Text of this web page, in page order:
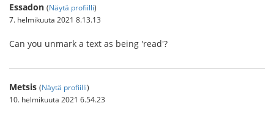
Essadon (Näytä profiilli)
7. helmikuuta 2021 8.13.13
Can you unmark a text as being 'read'?
Metsis (Näytä profiilli)
10. helmikuuta 2021 6.54.23